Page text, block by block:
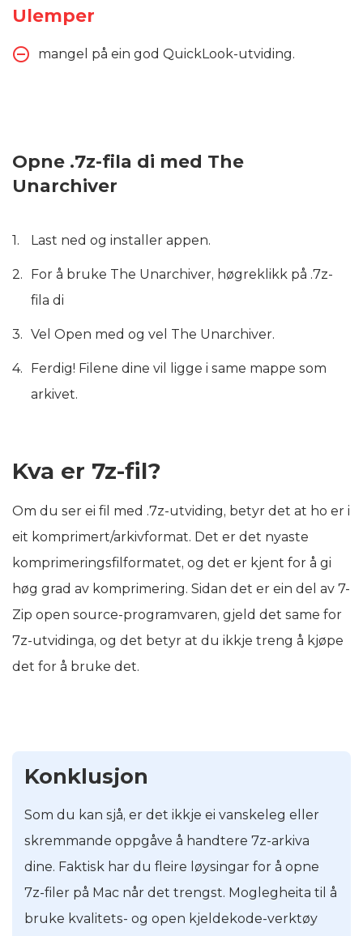
Ulemper
mangel på ein god QuickLook-utviding.
Opne .7z-fila di med The
Unarchiver
Last ned og installer appen.
For å bruke The Unarchiver, høgreklikk på .7z-
fila di
Vel Open med og vel The Unarchiver.
Ferdig! Filene dine vil ligge i same mappe som
arkivet.
Kva er 7z-fil?
Om du ser ei fil med .7z-utviding, betyr det at ho er i
eit komprimert/arkivformat. Det er det nyaste
komprimeringsfilformatet, og det er kjent for å gi
høg grad av komprimering. Sidan det er ein del av 7-
Zip open source-programvaren, gjeld det same for
7z-utvidinga, og det betyr at du ikkje treng å kjøpe
det for å bruke det.
Konklusjon
Som du kan sjå, er det ikkje ei vanskeleg eller
skremmande oppgåve å handtere 7z-arkiva
dine. Faktisk har du fleire løysingar for å opne
7z-filer på Mac når det trengst. Moglegheita til å
bruke kvalitets- og open kjeldekode-verktøy